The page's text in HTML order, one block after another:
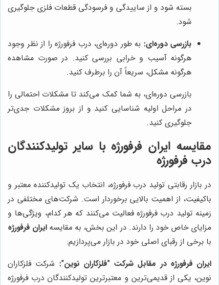
بسته شود و از ساییدگی و فرسودگی قطعات فلزی جلوگیری
شود.
بازرسی دوره‌ای: به طور دوره‌ای، درب فرفورژه را از نظر وجود
هرگونه آسیب و خرابی بررسی کنید. در صورت مشاهده
هرگونه مشکل، سریعاً آن را برطرف کنید.
بازرسی دوره‌ای، به شما کمک می‌کند تا مشکلات احتمالی را
در مراحل اولیه شناسایی کنید و از بروز مشکلات جدی‌تر
جلوگیری کنید.
مقایسه ایران فرفورژه با سایر تولیدکنندگان
درب فرفورژه
در بازار رقابتی تولید درب فرفورژه، انتخاب یک تولیدکننده معتبر و
باکیفیت، از اهمیت بالایی برخوردار است. شرکت‌های مختلفی در
زمینه تولید درب فرفورژه فعالیت می‌کنند که هر کدام، ویژگی‌ها و
مزایای خاص خود را دارند. در این بخش، به مقایسه ایران فرفورژه
با برخی از رقبای اصلی خود در بازار می‌پردازیم:
ایران فرفورژه در مقابل شرکت "فلزکاران نوین": شرکت فلزکاران
نوین، یکی از قدیمی‌ترین و معتبرترین تولیدکنندگان درب فرفورژه